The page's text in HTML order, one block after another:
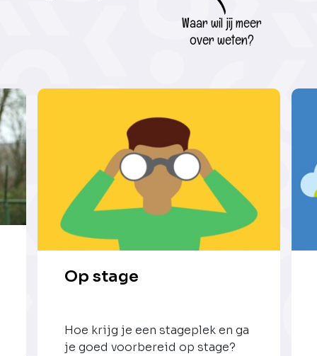
Waar wil jij meer
over weten?
Op stage
Hoe krijg je een stageplek en ga
je goed voorbereid op stage?